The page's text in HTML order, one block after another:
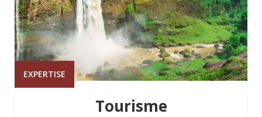
EXPERTISE
Tourisme